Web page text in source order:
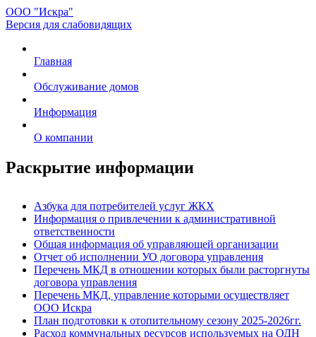
ООО "Искра"
Версия для слабовидящих
Главная
Обслуживание домов
Информация
О компании
Раскрытие информации
Азбука для потребителей услуг ЖКХ
Информация о привлечении к административной
ответственности
Общая информация об управляющей организации
Отчет об исполнении УО договора управления
Перечень МКД в отношении которых были расторгнуты
договора управления
Перечень МКД, управление которыми осуществляет
ООО Искра
План подготовки к отопительному сезону 2025-2026гг.
Расход коммунальных ресурсов используемых на ОДН